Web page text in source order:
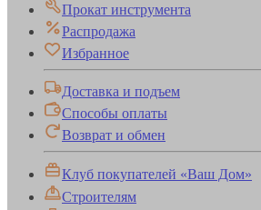
Прокат инструмента
Распродажа
Избранное
Доставка и подъем
Способы оплаты
Возврат и обмен
Клуб покупателей «Ваш Дом»
Строителям